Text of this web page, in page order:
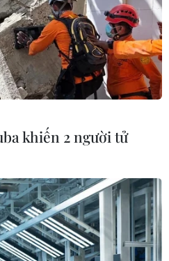
trong tạo
về biển
khiến 2 người tử